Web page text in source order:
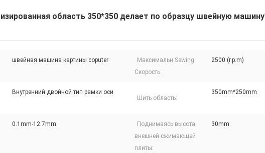
область 350*350 делает по образцу швейную машину
швейная машина картины coputer
Максимальн Sewing
Скорость:
2500 (r.p.m)
Внутренний двойной тип рамки оси
Шить область:
350mm*250mm
0.1mm-12.7mm
Поднимаясь высота
внешней сжимающей
плиты:
30mm